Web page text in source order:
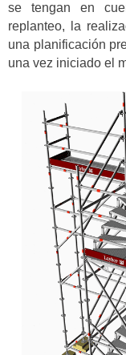
se tengan en
replanteo, la
una planificación
una vez iniciado el